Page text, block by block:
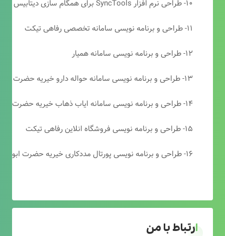
۱۰- طراحی نرم افزار SyncTools برای همگام سازی دیتابیس های SQL Server
۱۱- طراحی و برنامه نویسی سامانه تخصصی رفاهی تیکت
۱۲- طراحی و برنامه نویسی سامانه همیار
۱۳- طراحی و برنامه نویسی سامانه حواله دارو خیریه حضرت ابوالفضل (ع)
۱۴- طراحی و برنامه نویسی سامانه ایاب ذهاب خیریه حضرت ابوالفضل (ع)
۱۵- طراحی و برنامه نویسی فروشگاه انلاین رفاهی تیکت
۱۶- طراحی و برنامه نویسی پورتال مددکاری خیریه حضرت ابوالفضل (ع)
ارتباط با من